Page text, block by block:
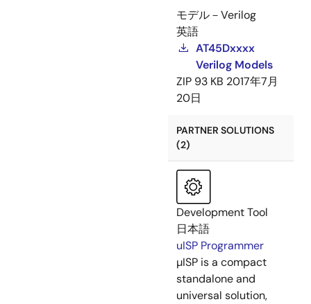
モデル－Verilog
英語
AT45Dxxxx
Verilog Models
ZIP 93 KB 2017年7月
20日
PARTNER SOLUTIONS
(2)
Development Tool
日本語
uISP Programmer
µISP is a compact
standalone and
universal solution,